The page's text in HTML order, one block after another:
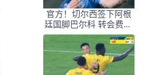
官方！切尔西签下阿根
廷国脚巴尔科 转会费40
00万欧